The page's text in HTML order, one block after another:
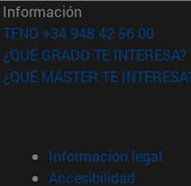
ventana)
ventana)
Información
TFNO +34 948 42 56 00
¿QUÉ GRADO TE INTERESA?
¿QUÉ MÁSTER TE
Información legal
Accesibilidad